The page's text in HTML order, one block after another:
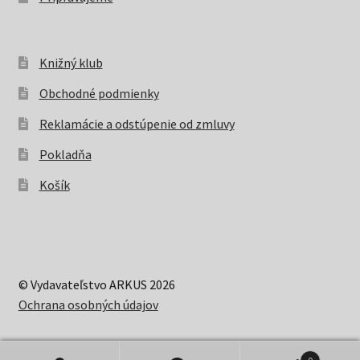
Knižný klub
Obchodné podmienky
Reklamácie a odstúpenie od zmluvy
Pokladňa
Košík
© Vydavateľstvo ARKUS 2026
Ochrana osobných údajov